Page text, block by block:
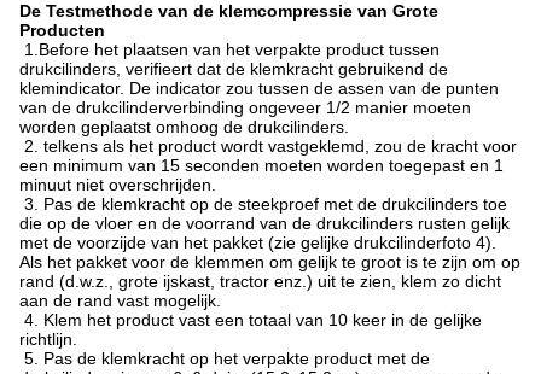
De Testmethode van de klemcompressie van Grote
Producten
1.Before het plaatsen van het verpakte product tussen
drukcilinders, verifieert dat de klemkracht gebruikend de
klemindicator. De indicator zou tussen de assen van de punten
van de drukcilinderverbinding ongeveer 1/2 manier moeten
worden geplaatst omhoog de drukcilinders.
2. telkens als het product wordt vastgeklemd, zou de kracht voor
een minimum van 15 seconden moeten worden toegepast en 1
minuut niet overschrijden.
3. Pas de klemkracht op de steekproef met de drukcilinders toe
die op de vloer en de voorrand van de drukcilinders rusten gelijk
met de voorzijde van het pakket (zie gelijke drukcilinderfoto 4).
Als het pakket voor de klemmen om gelijk te groot is te zijn om op
rand (d.w.z., grote ijskast, tractor enz.) uit te zien, klem zo dicht
aan de rand vast mogelijk.
4. Klem het product vast een totaal van 10 keer in de gelijke
richtlijn.
5. Pas de klemkracht op het verpakte product met de